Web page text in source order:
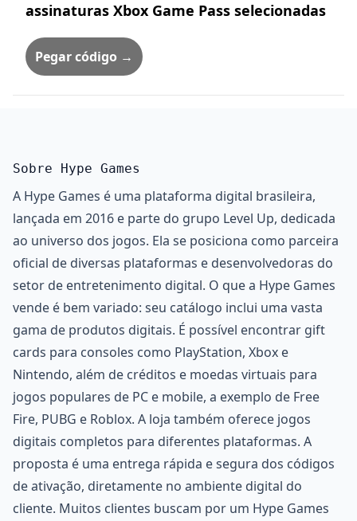
assinaturas Xbox Game Pass selecionadas
Pegar código →
Sobre Hype Games
A Hype Games é uma plataforma digital brasileira,
lançada em 2016 e parte do grupo Level Up, dedicada
ao universo dos jogos. Ela se posiciona como parceira
oficial de diversas plataformas e desenvolvedoras do
setor de entretenimento digital. O que a Hype Games
vende é bem variado: seu catálogo inclui uma vasta
gama de produtos digitais. É possível encontrar gift
cards para consoles como PlayStation, Xbox e
Nintendo, além de créditos e moedas virtuais para
jogos populares de PC e mobile, a exemplo de Free
Fire, PUBG e Roblox. A loja também oferece jogos
digitais completos para diferentes plataformas. A
proposta é uma entrega rápida e segura dos códigos
de ativação, diretamente no ambiente digital do
cliente. Muitos clientes buscam por um Hype Games